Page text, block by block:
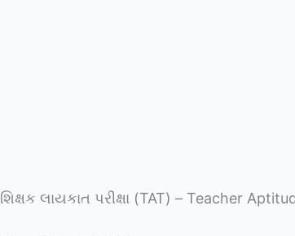
શિક્ષક લાયકાત પરીક્ષા (TAT) – Teacher